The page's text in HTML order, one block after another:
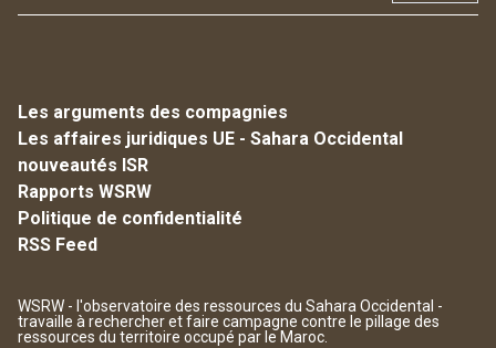
Les arguments des compagnies
Les affaires juridiques UE - Sahara Occidental
nouveautés ISR
Rapports WSRW
Politique de confidentialité
RSS Feed
WSRW - l'observatoire des ressources du Sahara Occidental -
travaille à rechercher et faire campagne contre le pillage des
ressources du territoire occupé par le Maroc.